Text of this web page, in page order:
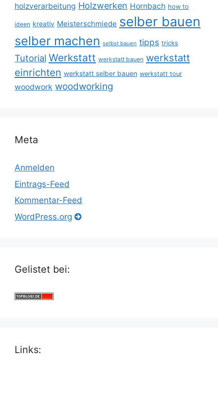
holzverarbeitung Holzwerken Hornbach how to
ideen kreativ Meisterschmiede selber bauen
selber machen selbst bauen tipps tricks
Tutorial Werkstatt werkstatt bauen werkstatt
einrichten werkstatt selber bauen werkstatt tour
woodwork woodworking
Meta
Anmelden
Eintrags-Feed
Kommentar-Feed
WordPress.org
Gelistet bei:
Links: